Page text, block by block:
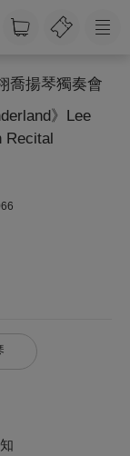
喬揚琴獨奏會
》Lee
Recital